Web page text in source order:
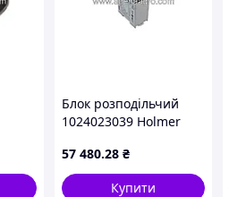
Блок розподільчий
1024023039 Holmer
57 480.28 ₴
Купити